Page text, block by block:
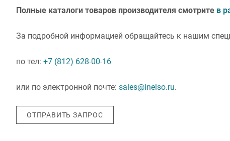
Полные каталоги товаров производителя смотрите в
За подробной информацией обращайтесь к нашим
по тел: +7 (812) 628-00-16
или по электронной почте: sales@inelso.ru.
ОТПРАВИТЬ ЗАПРОС